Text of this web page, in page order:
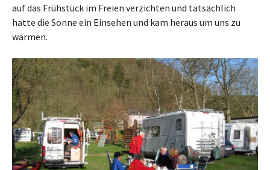
auf das Frühstück im Freien verzichten und tatsächlich
hatte die Sonne ein Einsehen und kam heraus um uns zu
wärmen.